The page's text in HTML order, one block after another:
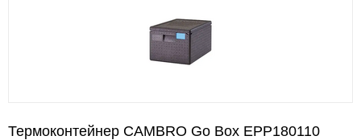
Термоконтейнер CAMBRO Go Box EPP180110